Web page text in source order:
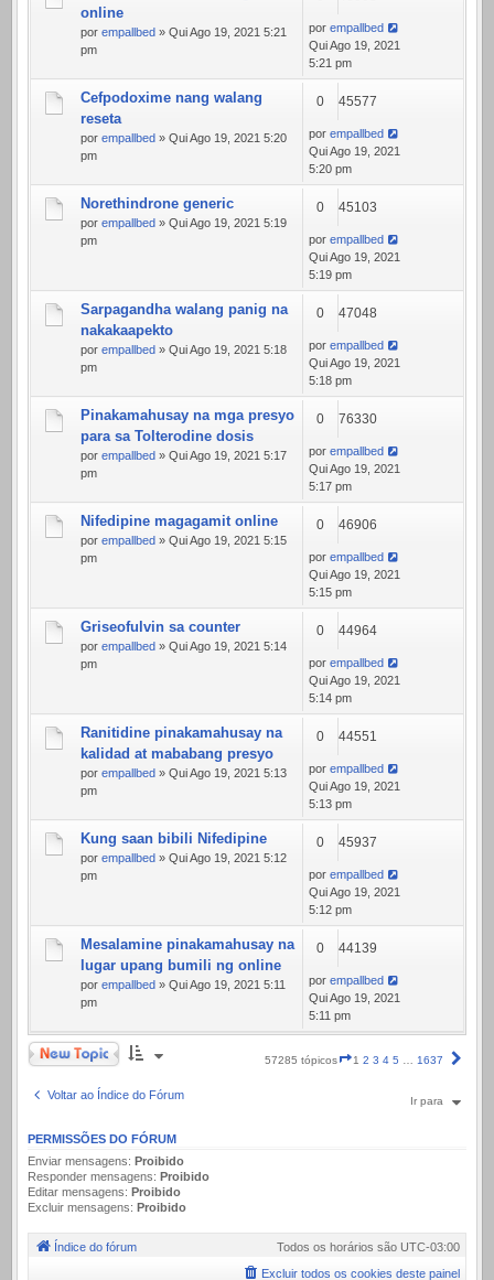
online
por empallbed » Qui Ago 19, 2021 5:21
pm
por empallbed
Qui Ago 19, 2021
5:21 pm
Cefpodoxime nang walang
reseta
por empallbed » Qui Ago 19, 2021 5:20
pm
0 45577
por empallbed
Qui Ago 19, 2021
5:20 pm
Norethindrone generic
por empallbed » Qui Ago 19, 2021 5:19
pm
0 45103
por empallbed
Qui Ago 19, 2021
5:19 pm
Sarpagandha walang panig na
nakakaapekto
por empallbed » Qui Ago 19, 2021 5:18
pm
0 47048
por empallbed
Qui Ago 19, 2021
5:18 pm
Pinakamahusay na mga presyo
para sa Tolterodine dosis
por empallbed » Qui Ago 19, 2021 5:17
pm
0 76330
por empallbed
Qui Ago 19, 2021
5:17 pm
Nifedipine magagamit online
por empallbed » Qui Ago 19, 2021 5:15
pm
0 46906
por empallbed
Qui Ago 19, 2021
5:15 pm
Griseofulvin sa counter
por empallbed » Qui Ago 19, 2021 5:14
pm
0 44964
por empallbed
Qui Ago 19, 2021
5:14 pm
Ranitidine pinakamahusay na
kalidad at mababang presyo
por empallbed » Qui Ago 19, 2021 5:13
pm
0 44551
por empallbed
Qui Ago 19, 2021
5:13 pm
Kung saan bibili Nifedipine
por empallbed » Qui Ago 19, 2021 5:12
pm
0 45937
por empallbed
Qui Ago 19, 2021
5:12 pm
Mesalamine pinakamahusay na
lugar upang bumili ng online
por empallbed » Qui Ago 19, 2021 5:11
pm
0 44139
por empallbed
Qui Ago 19, 2021
5:11 pm
Novo Tópico
57285 tópicos
Página
1 2 3 4 5 … 1637
Voltar ao Índice do Fórum Ir para
PERMISSÕES DO FÓRUM
Enviar mensagens: Proibido
Responder mensagens: Proibido
Editar mensagens: Proibido
Excluir mensagens: Proibido
Índice do fórum Todos os horários são UTC-03:00
Excluir todos os cookies deste painel